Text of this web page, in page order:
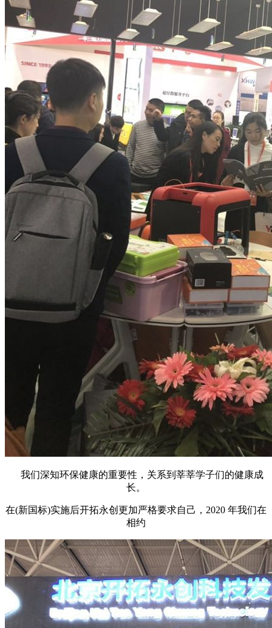
我们深知环保健康的重要性，关系到莘莘学子们的健康成
长。
在(新国标)实施后开拓永创更加严格要求自己，2020 年我们在
相约